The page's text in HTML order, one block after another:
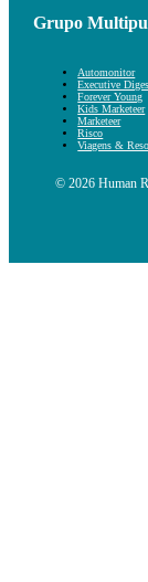
Grupo
Automonitor
Executive
Forever Young
Kids Marketeer
Marketeer
Risco
Viagens &
© 2026 Human